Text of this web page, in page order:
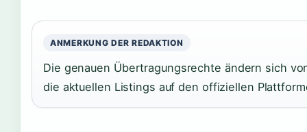
ANMERKUNG DER REDAKTION
Die genauen Übertragungsrechte ändern sich
die aktuellen Listings auf den offiziellen